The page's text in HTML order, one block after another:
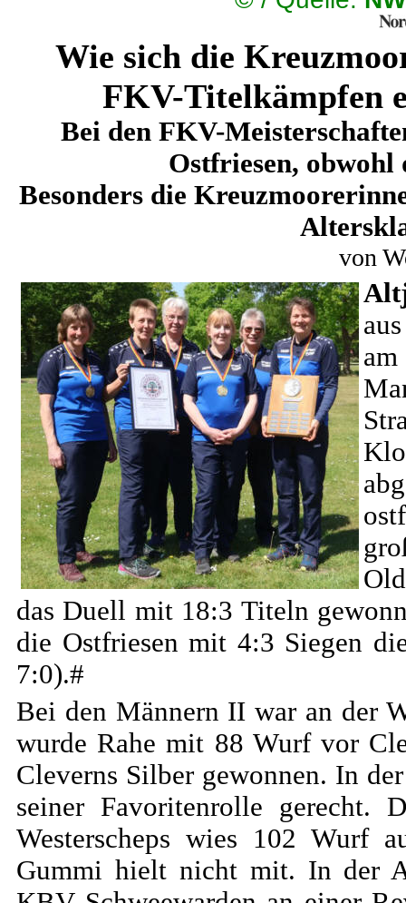
Wie sich die
FKV-Titelkämpfen
Bei den FKV-
Ostfriesen,
Besonders die
von
das Duell mit 18:3 Titeln
die Ostfriesen mit 4:3 Siegen
7:0).#
Bei den Männern II war an der
wurde Rahe mit 88 Wurf vor
Cleverns Silber gewonnen. In
seiner Favoritenrolle gerecht.
Westerscheps wies 102 Wurf
Gummi hielt nicht mit. In der